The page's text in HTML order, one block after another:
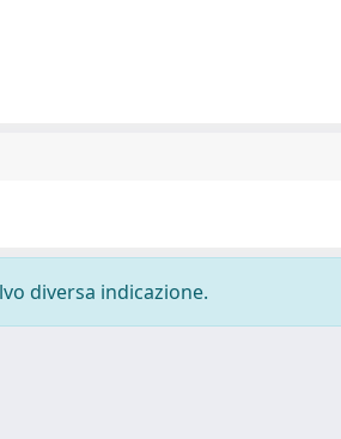
diversa indicazione.